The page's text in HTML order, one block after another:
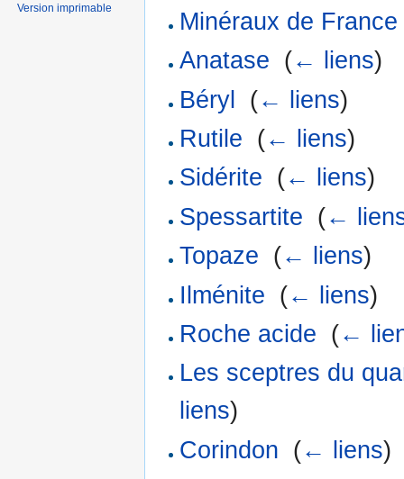
Minéraux de France
Anatase (← liens)
Béryl
(← liens)
Rutile (← liens)
Sidérite (← liens)
Spessartite (←
Topaze (← liens)
Ilménite (← liens)
Roche acide (←
Les sceptres du
liens)
Corindon (← liens)
Version imprimable